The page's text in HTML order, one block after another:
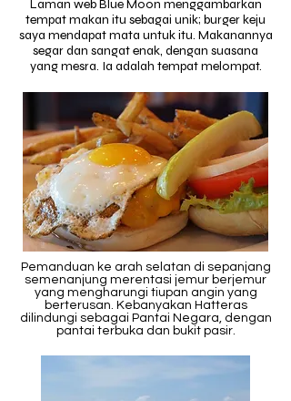
Laman web Blue Moon menggambarkan
tempat makan itu sebagai unik; burger keju
saya mendapat mata untuk itu. Makanannya
segar dan sangat enak, dengan suasana
yang mesra. Ia adalah tempat melompat.
Pemanduan ke arah selatan di sepanjang
semenanjung merentasi jemur berjemur
yang mengharungi tiupan angin yang
berterusan. Kebanyakan Hatteras
dilindungi sebagai Pantai Negara, dengan
pantai terbuka dan bukit pasir.